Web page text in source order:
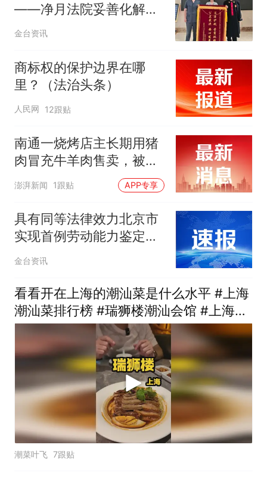
——净月法院妥善化解劳
动争议助力企业规范发展
金台资讯
商标权的保护边界在哪
里？（法治头条）
人民网 12跟贴
南通一烧烤店主长期用猪
肉冒充牛羊肉售卖，被判
刑并处罚金12万
澎湃新闻 1跟贴 APP专享
具有同等法律效力北京市
实现首例劳动能力鉴定结
论电子送达
金台资讯
看看开在上海的潮汕菜是什么水平 #上海
潮汕菜排行榜 #瑞狮楼潮汕会馆 #上海探
店
潮菜叶飞 7跟贴